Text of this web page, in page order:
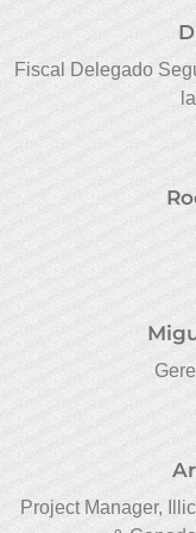
Fiscal Delegado
Project Manager,